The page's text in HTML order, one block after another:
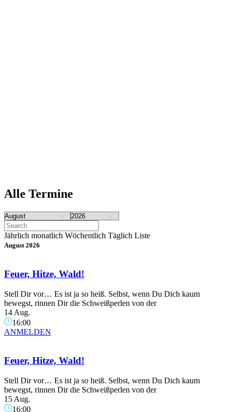
Alle Termine
Jährlich monatlich Wöchentlich Täglich Liste
August 2026
Feuer, Hitze, Wald!
Stell Dir vor… Es ist ja so heiß. Selbst, wenn Du Dich kaum
bewegst, rinnen Dir die Schweißperlen von der
14 Aug.
16:00
ANMELDEN
Feuer, Hitze, Wald!
Stell Dir vor… Es ist ja so heiß. Selbst, wenn Du Dich kaum
bewegst, rinnen Dir die Schweißperlen von der
15 Aug.
16:00